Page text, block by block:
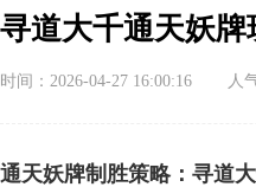
寻道大千通天妖
时间：2026-04-27 16:00:16 人
通天妖牌制胜策略：寻道